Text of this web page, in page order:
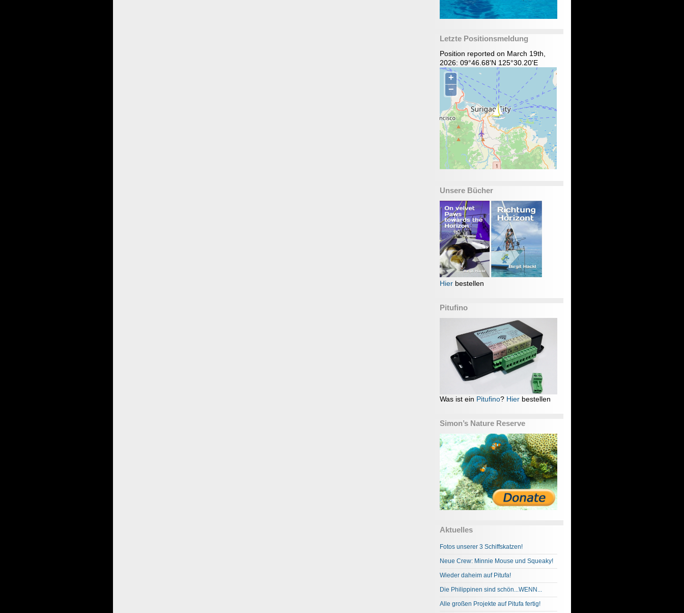
Letzte Positionsmeldung
Position reported on March 19th,
2026: 09°46.68'N 125°30.20'E
Unsere Bücher
Hier bestellen
Pitufino
Was ist ein Pitufino? Hier bestellen
Simon’s Nature Reserve
Aktuelles
Fotos unserer 3 Schiffskatzen!
Neue Crew: Minnie Mouse und Squeaky!
Wieder daheim auf Pitufa!
Die Philippinen sind schön...WENN...
Alle großen Projekte auf Pitufa fertig!